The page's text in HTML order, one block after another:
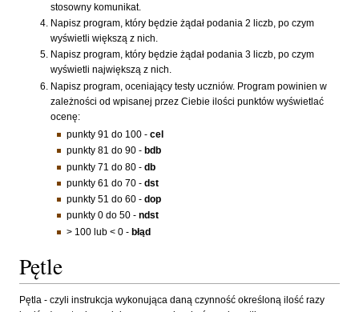
stosowny komunikat.
Napisz program, który będzie żądał podania 2 liczb, po czym
wyświetli większą z nich.
Napisz program, który będzie żądał podania 3 liczb, po czym
wyświetli największą z nich.
Napisz program, oceniający testy uczniów. Program powinien w
zależności od wpisanej przez Ciebie ilości punktów wyświetlać
ocenę:
punkty 91 do 100 - cel
punkty 81 do 90 - bdb
punkty 71 do 80 - db
punkty 61 do 70 - dst
punkty 51 do 60 - dop
punkty 0 do 50 - ndst
> 100 lub < 0 - błąd
Pętle
Pętla - czyli instrukcja wykonująca daną czynność określoną ilość razy